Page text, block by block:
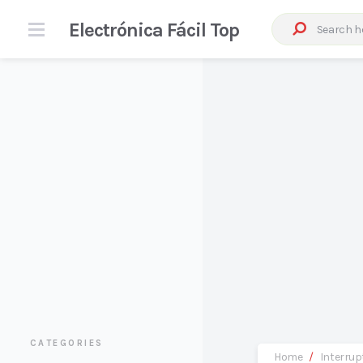
Electrónica Fácil Top
CATEGORIES
Home /